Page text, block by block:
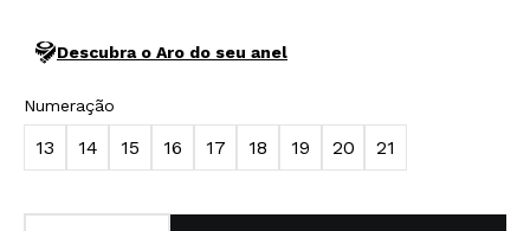
Descubra o Aro do seu anel
Numeração
13 14 15 16 17 18 19 20 21